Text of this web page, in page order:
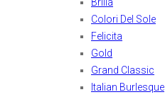
Colori Del Sole
Felicita
Gold
Grand Classic
Italian Burlesque